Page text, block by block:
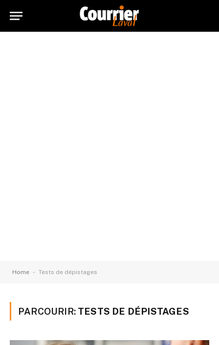
Home - Tests de dépistages
PARCOURIR: TESTS DE DÉPISTAGES